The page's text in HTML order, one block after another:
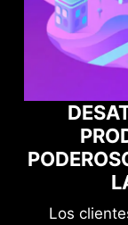
TU
LA IA
de MSI